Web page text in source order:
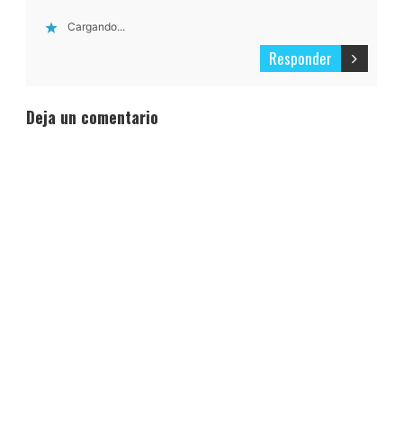
Cargando...
Responder
Deja un comentario